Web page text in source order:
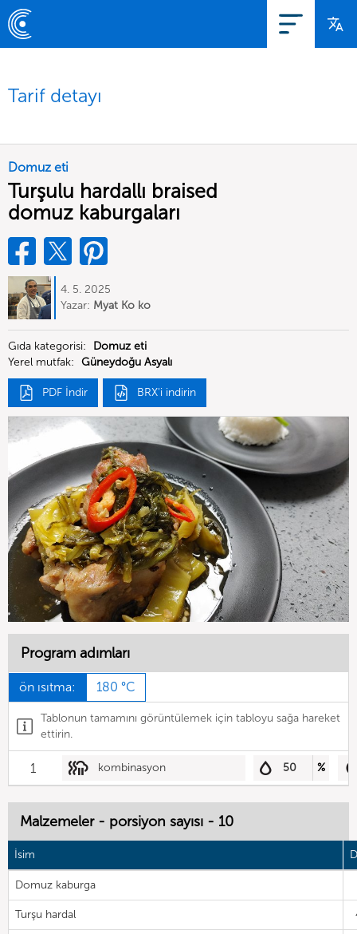
Tarif detayı
Domuz eti
Turşulu hardallı braised
domuz kaburgaları
4. 5. 2025
Yazar: Myat Ko ko
Gıda kategorisi:
Domuz eti
Yerel mutfak: Güneydoğu Asyalı
PDF İndir BRX'i indirin
Program adımları
ön ısıtma: 180 °C
Tablonun tamamını görüntülemek için tabloyu sağa hareket
ettirin.
1 kombinasyon 50 %
Malzemeler - porsiyon sayısı - 10
İsim
Domuz kaburga
Turşu hardal